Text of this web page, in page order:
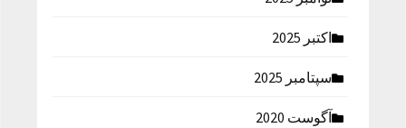
اکتبر 2025
سپتامبر 2025
آگوست 2020